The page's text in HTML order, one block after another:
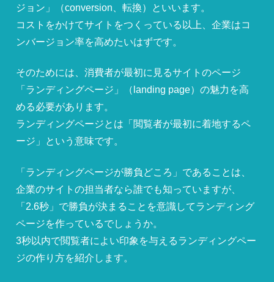
ジョン」（conversion、転換）といいます。
コストをかけてサイトをつくっている以上、企業はコ
ンバージョン率を高めたいはずです。
そのためには、消費者が最初に見るサイトのページ
「ランディングページ」（landing page）の魅力を高
める必要があります。
ランディングページとは「閲覧者が最初に着地するペ
ージ」という意味です。
「ランディングページが勝負どころ」であることは、
企業のサイトの担当者なら誰でも知っていますが、
「2.6秒」で勝負が決まることを意識してランディング
ページを作っているでしょうか。
3秒以内で閲覧者によい印象を与えるランディングペー
ジの作り方を紹介します。